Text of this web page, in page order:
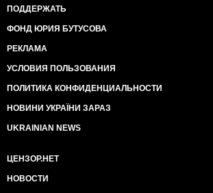
ПОДДЕРЖАТЬ
ФОНД ЮРИЯ БУТУСОВА
РЕКЛАМА
УСЛОВИЯ ПОЛЬЗОВАНИЯ
ПОЛИТИКА КОНФИДЕНЦИАЛЬНОСТИ
НОВИНИ УКРАЇНИ ЗАРАЗ
UKRAINIAN NEWS
ЦЕНЗОР.НЕТ
НОВОСТИ